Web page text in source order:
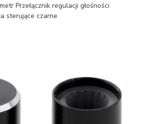
Przełącznik regulacji głośności
sterujące czarne